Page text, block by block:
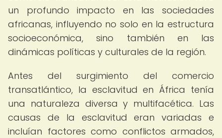
un profundo impacto en las sociedades
africanas, influyendo no solo en la estructura
socioeconómica, sino también en las
dinámicas políticas y culturales de la región.
Antes del surgimiento del comercio
transatlántico, la esclavitud en África tenía
una naturaleza diversa y multifacética. Las
causas de la esclavitud eran variadas e
incluían factores como conflictos armados,